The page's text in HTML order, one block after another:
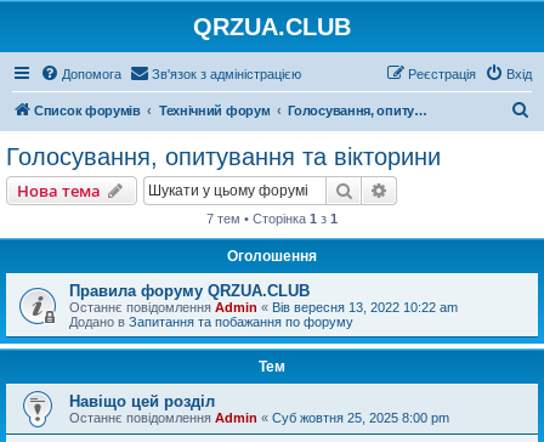
QRZUA.CLUB
Допомога Зв'язок з адміністрацією Вхід
Реєстрація
Список форумів Технічний форум Голосування, опитування та вікторини
Голосування, опитування та вікторини
Нова тема Пошук
7 тем • Сторінка 1 з 1
Оголошення
Правила форуму QRZUA.CLUB
Останнє повідомлення Admin « Вів вересня 13, 2022 10:22 am
Додано в Запитання та побажання по форуму
Тем
Навіщо цей розділ
Останнє повідомлення Admin « Суб жовтня 25, 2025 8:00 pm